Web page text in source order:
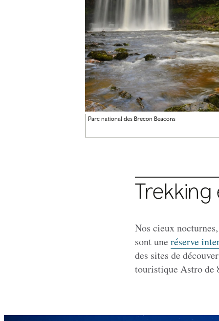
Parc national des Brecon Beacons
Trekking
Nos cieux
sont une réserve
des sites de
touristique Astro de